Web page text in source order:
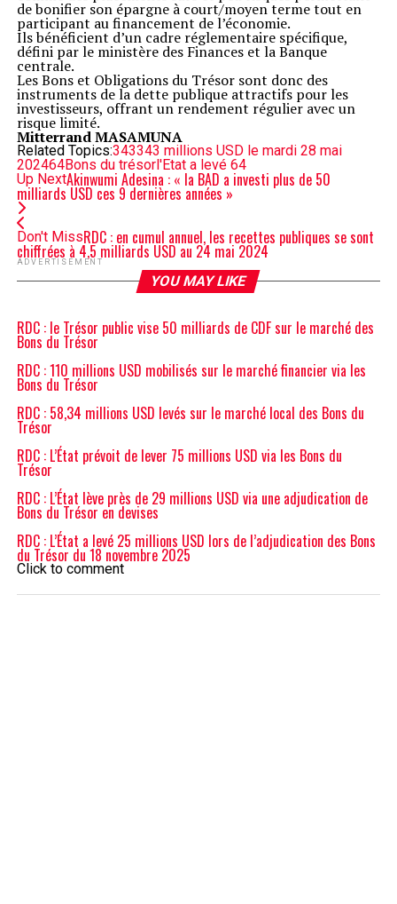
de bonifier son épargne à court/moyen terme tout en
participant au financement de l’économie.
Ils bénéficient d’un cadre réglementaire spécifique,
défini par le ministère des Finances et la Banque
centrale.
Les Bons et Obligations du Trésor sont donc des
instruments de la dette publique attractifs pour les
investisseurs, offrant un rendement régulier avec un
risque limité.
Mitterrand MASAMUNA
Related Topics:343343 millions USD le mardi 28 mai
202464Bons du trésorl'Etat a levé 64
Up NextAkinwumi Adesina : « la BAD a investi plus de 50
milliards USD ces 9 dernières années »
Don't MissRDC : en cumul annuel, les recettes publiques se sont
chiffrées à 4,5 milliards USD au 24 mai 2024
ADVERTISEMENT
YOU MAY LIKE
RDC : le Trésor public vise 50 milliards de CDF sur le marché des
Bons du Trésor
RDC : 110 millions USD mobilisés sur le marché financier via les
Bons du Trésor
RDC : 58,34 millions USD levés sur le marché local des Bons du
Trésor
RDC : L’État prévoit de lever 75 millions USD via les Bons du
Trésor
RDC : L’État lève près de 29 millions USD via une adjudication de
Bons du Trésor en devises
RDC : L’État a levé 25 millions USD lors de l’adjudication des Bons
du Trésor du 18 novembre 2025
Click to comment